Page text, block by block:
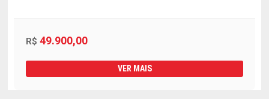
R$ 49.900,00
VER MAIS